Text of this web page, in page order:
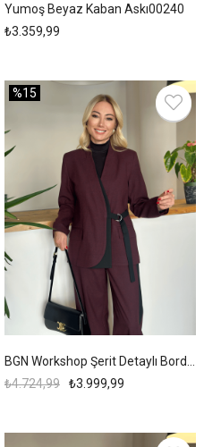
Yumoş Beyaz Kaban Askı00240
₺3.359,99
₺3.999,99
₺4.724,99
%15